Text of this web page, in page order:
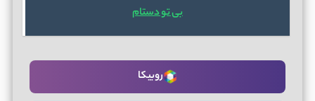
بی تو دستام
روبیکا